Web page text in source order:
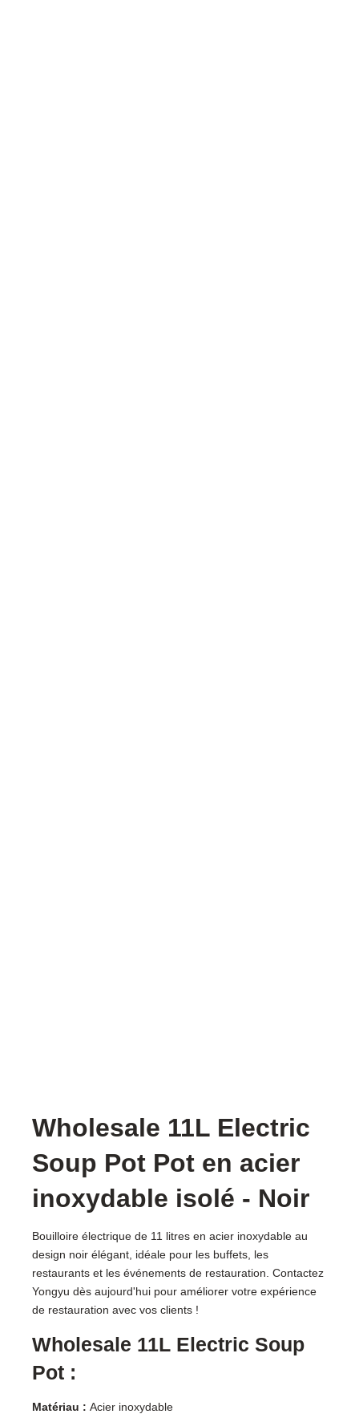
Wholesale 11L Electric
Soup Pot Pot en acier
inoxydable isolé - Noir
Bouilloire électrique de 11 litres en acier inoxydable au
design noir élégant, idéale pour les buffets, les
restaurants et les événements de restauration. Contactez
Yongyu dès aujourd'hui pour améliorer votre expérience
de restauration avec vos clients !
Wholesale 11L Electric Soup
Pot :
Matériau :Acier inoxydable